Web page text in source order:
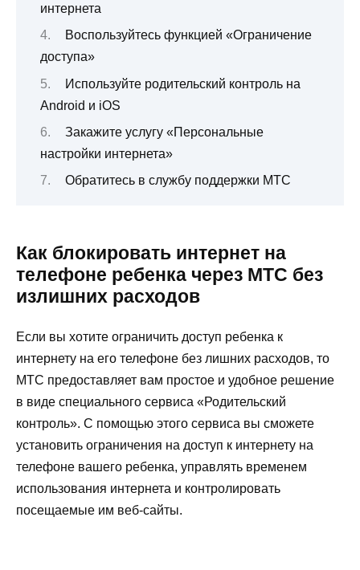
интернета
Воспользуйтесь функцией «Ограничение
доступа»
Используйте родительский контроль на
Android и iOS
Закажите услугу «Персональные
настройки интернета»
Обратитесь в службу поддержки МТС
Как блокировать интернет на
телефоне ребенка через МТС без
излишних расходов
Если вы хотите ограничить доступ ребенка к
интернету на его телефоне без лишних расходов, то
МТС предоставляет вам простое и удобное решение
в виде специального сервиса «Родительский
контроль». С помощью этого сервиса вы сможете
установить ограничения на доступ к интернету на
телефоне вашего ребенка, управлять временем
использования интернета и контролировать
посещаемые им веб-сайты.